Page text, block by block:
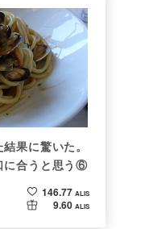
果に驚いた。
に合うと思う⑥
146.77 ALIS
9.60 ALIS